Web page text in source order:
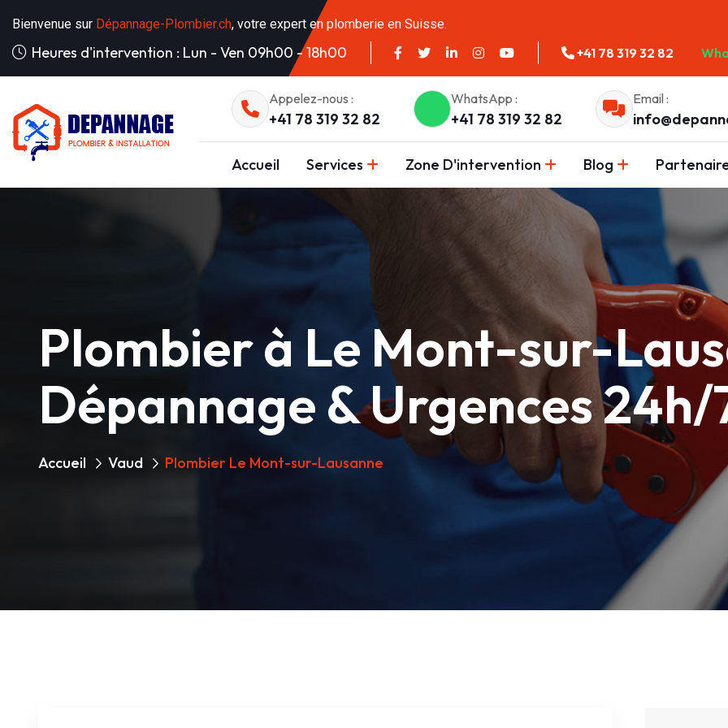
Bienvenue sur Dépannage-Plombier.ch, votre expert en plomberie en Suisse.
Heures d'intervention : Lun - Ven 09h00 - 18h00 +41 78 319 32 82
Appelez-nous :
+41 78 319 32 82
WhatsApp :
+41 78 319 32 82
Email :
Accueil Services Zone D'intervention Blog
Plombier à Le Mont-sur-
Dépannage & Urgences 24h/
Accueil Vaud Plombier Le Mont-sur-Lausanne